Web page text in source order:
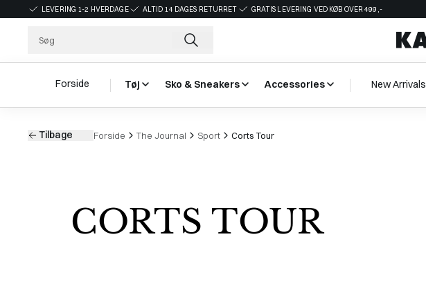
LEVERING 1-2 HVERDAGE ALTID 14 DAGES RETURRET GRATIS LEVERING VED KØB OVER 499,-
Forside Tøj Sko & Sneakers Accessories New Arrivals
Tilbage Forside The Journal Sport Corts Tour
CORTS TOUR